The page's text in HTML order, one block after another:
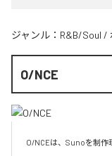
ジャンル： R&B/Soul /
O/NCE
O/NCEは、Sunoを制作